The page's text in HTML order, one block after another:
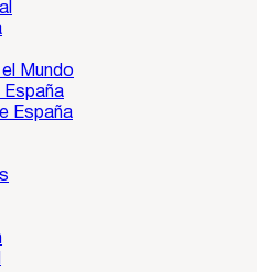
Mundo
España
España